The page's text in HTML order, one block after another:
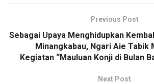
Previous Post
Sebagai Upaya Menghidupkan
Minangkabau, Ngari Aie Tabik
Kegiatan “Mauluan Konji di Bulan
Next Post